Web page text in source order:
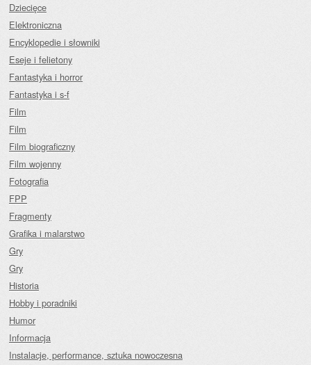
Dziecięce
Elektroniczna
Encyklopedie i słowniki
Eseje i felietony
Fantastyka i horror
Fantastyka i s-f
Film
Film
Film biograficzny
Film wojenny
Fotografia
FPP
Fragmenty
Grafika i malarstwo
Gry
Gry
Historia
Hobby i poradniki
Humor
Informacja
Instalacje, performance, sztuka nowoczesna